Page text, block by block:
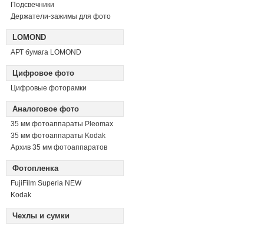
Подсвечники
Держатели-зажимы для фото
LOMOND
АРТ бумага LOMOND
Цифровое фото
Цифровые фоторамки
Аналоговое фото
35 мм фотоаппараты Pleomax
35 мм фотоаппараты Kodak
Архив 35 мм фотоаппаратов
Фотопленка
FujiFilm Superia NEW
Kodak
Чехлы и сумки